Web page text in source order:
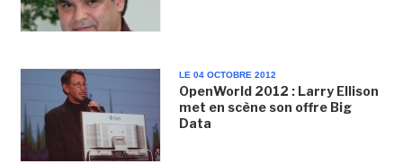
LE 04 OCTOBRE 2012
OpenWorld 2012 : Larry Ellison
met en scène son offre Big
Data